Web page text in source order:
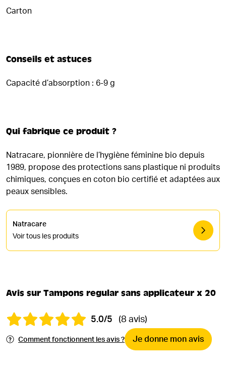
Carton
Conseils et astuces
Capacité d’absorption : 6-9 g
Qui fabrique ce produit ?
Natracare, pionnière de l’hygiène féminine bio depuis
1989, propose des protections sans plastique ni produits
chimiques, conçues en coton bio certifié et adaptées aux
peaux sensibles.
Natracare
Voir tous les produits
Avis sur Tampons regular sans applicateur x 20
5.0/5 (8 avis)
Comment fonctionnent les avis ? Je donne mon avis